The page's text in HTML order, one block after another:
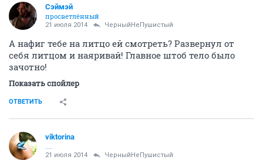
Сэймэй
просветлённый
21 июля 2014 ЧерныйНеПушистый
А нафиг тебе на литцо ей смотреть? Развернул от
себя литцом и наяривай! Главное штоб тело было
зачотно!
Показать спойлер
ОТВЕТИТЬ
viktorina
21 июля 2014 ЧерныйНеПушистый